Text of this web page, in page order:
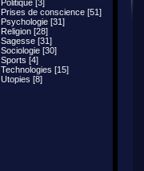
Politique [3]
Prises de conscience [51]
Psychologie [31]
Religion [28]
Sagesse [31]
Sociologie [30]
Sports [4]
Technologies [15]
Utopies [8]